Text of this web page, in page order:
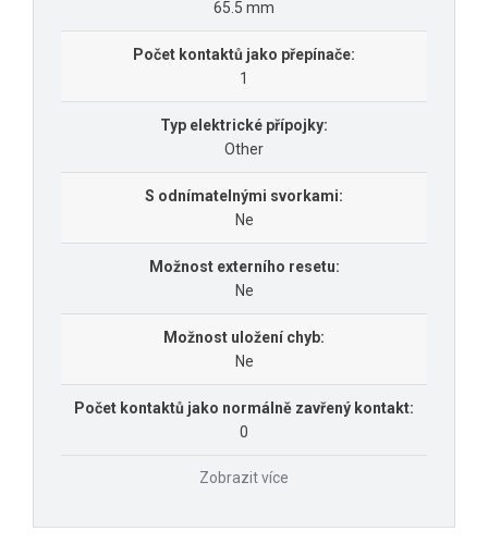
65.5 mm
Počet kontaktů jako přepínače:
1
Typ elektrické přípojky:
Other
S odnímatelnými svorkami:
Ne
Možnost externího resetu:
Ne
Možnost uložení chyb:
Ne
Počet kontaktů jako normálně zavřený kontakt:
0
Zobrazit více